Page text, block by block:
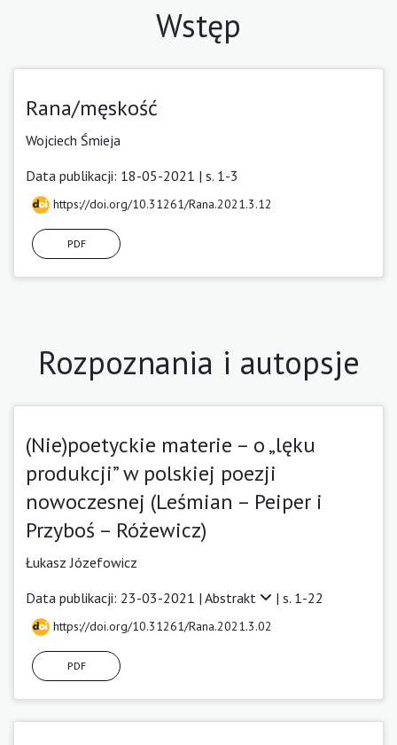
Wstęp
Rana/męskość
Wojciech Śmieja
Data publikacji: 18-05-2021 | s. 1-3
https://doi.org/10.31261/Rana.2021.3.12
PDF
Rozpoznania i autopsje
(Nie)poetyckie materie – o „lęku
produkcji” w polskiej poezji
nowoczesnej (Leśmian – Peiper i
Przyboś – Różewicz)
Łukasz Józefowicz
Data publikacji: 23-03-2021 | Abstrakt | s. 1-22
https://doi.org/10.31261/Rana.2021.3.02
PDF